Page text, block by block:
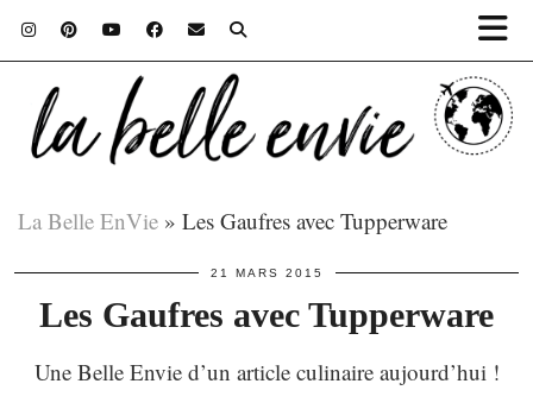
La Belle EnVie » Les Gaufres avec Tupperware
21 MARS 2015
Les Gaufres avec Tupperware
Une Belle Envie d’un article culinaire aujourd’hui !